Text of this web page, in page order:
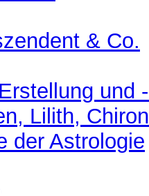
& Co.
und
Lilith,
der Astrologie